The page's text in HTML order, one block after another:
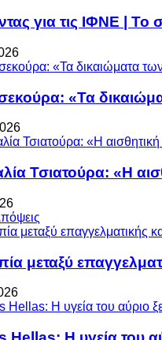
για τις ΙΦΝΕ | Το
«Τα
Τσιατούρα: «Η
μεταξύ